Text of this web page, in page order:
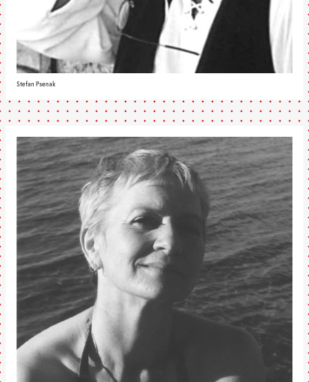
Stefan Psenak